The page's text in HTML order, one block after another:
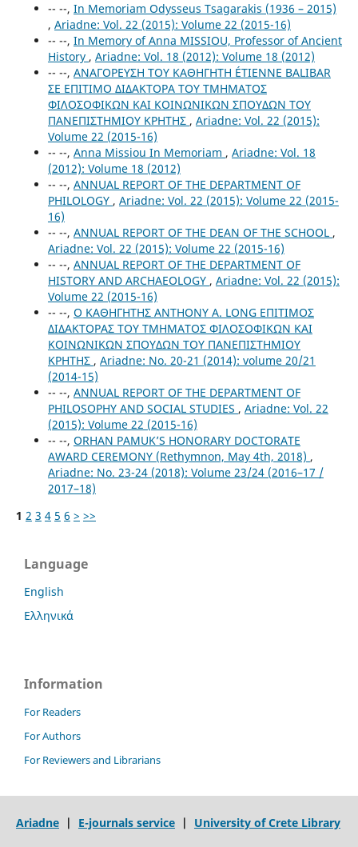
-- --, In Memoriam Odysseus Tsagarakis (1936 – 2015)
, Ariadne: Vol. 22 (2015): Volume 22 (2015-16)
-- --, In Memory of Anna MISSIOU, Professor of Ancient
History , Ariadne: Vol. 18 (2012): Volume 18 (2012)
-- --, ΑΝΑΓΟΡΕΥΣΗ TOY ΚΑΘΗΓΗΤH ÉTIENNE BALIBAR
ΣΕ ΕΠΙΤΙΜΟ ΔΙΔΑΚΤΟΡΑ ΤΟΥ ΤΜΗΜΑΤΟΣ
ΦΙΛΟΣΟΦΙΚΩΝ ΚΑΙ ΚΟΙΝΩΝΙΚΩΝ ΣΠΟΥΔΩΝ ΤΟΥ
ΠΑΝΕΠΙΣΤΗΜΙΟΥ ΚΡΗΤΗΣ , Ariadne: Vol. 22 (2015):
Volume 22 (2015-16)
-- --, Anna Missiou In Memoriam , Ariadne: Vol. 18
(2012): Volume 18 (2012)
-- --, ANNUAL REPORT OF THE DEPARTMENT OF
PHILOLOGY , Ariadne: Vol. 22 (2015): Volume 22 (2015-
16)
-- --, ANNUAL REPORT OF THE DEAN OF THE SCHOOL ,
Ariadne: Vol. 22 (2015): Volume 22 (2015-16)
-- --, ANNUAL REPORT OF THE DEPARTMENT OF
HISTORY AND ARCHAEOLOGY , Ariadne: Vol. 22 (2015):
Volume 22 (2015-16)
-- --, Ο ΚΑΘΗΓΗΤΗΣ ANTHONY A. LONG ΕΠΙΤΙΜΟΣ
ΔΙΔΑΚΤΟΡΑΣ ΤΟΥ ΤΜΗΜΑΤΟΣ ΦΙΛΟΣΟΦΙΚΩΝ ΚΑΙ
ΚΟΙΝΩΝΙΚΩΝ ΣΠΟΥΔΩΝ ΤΟΥ ΠΑΝΕΠΙΣΤΗΜΙΟΥ
ΚΡΗΤΗΣ , Ariadne: No. 20-21 (2014): volume 20/21
(2014-15)
-- --, ANNUAL REPORT OF THE DEPARTMENT OF
PHILOSOPHY AND SOCIAL STUDIES , Ariadne: Vol. 22
(2015): Volume 22 (2015-16)
-- --, ORHAN PAMUK’S HONORARY DOCTORATE
AWARD CEREMONY (Rethymnon, May 4th, 2018) ,
Ariadne: No. 23-24 (2018): Volume 23/24 (2016–17 /
2017–18)
1 2 3 4 5 6 > >>
Language
English
Ελληνικά
Information
For Readers
For Authors
For Reviewers and Librarians
Ariadne| E-journals service| University of Crete Library